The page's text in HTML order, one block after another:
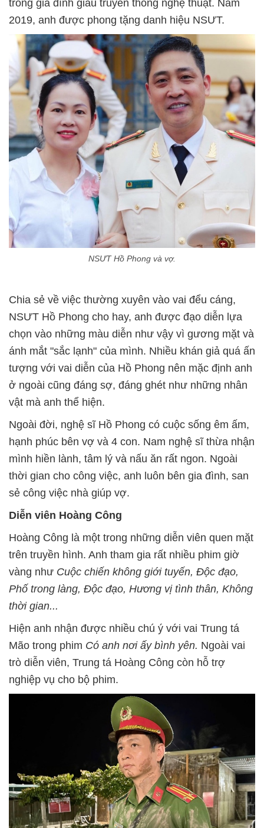
trong gia đình giàu truyền thống nghệ thuật. Năm
2019, anh được phong tặng danh hiệu NSƯT.
NSƯT Hồ Phong và vợ.
Chia sẻ về việc thường xuyên vào vai đểu cáng,
NSƯT Hồ Phong cho hay, anh được đạo diễn lựa
chọn vào những màu diễn như vậy vì gương mặt và
ánh mắt "sắc lạnh" của mình. Nhiều khán giả quá ấn
tượng với vai diễn của Hồ Phong nên mặc định anh
ở ngoài cũng đáng sợ, đáng ghét như những nhân
vật mà anh thể hiện.
Ngoài đời, nghệ sĩ Hồ Phong có cuộc sống êm ấm,
hạnh phúc bên vợ và 4 con. Nam nghệ sĩ thừa nhận
mình hiền lành, tâm lý và nấu ăn rất ngon. Ngoài
thời gian cho công việc, anh luôn bên gia đình, san
sẻ công việc nhà giúp vợ.
Diễn viên Hoàng Công
Hoàng Công là một trong những diễn viên quen mặt
trên truyền hình. Anh tham gia rất nhiều phim giờ
vàng như Cuộc chiến không giới tuyến, Độc đạo,
Phố trong làng, Độc đạo, Hương vị tình thân, Không
thời gian...
Hiện anh nhận được nhiều chú ý với vai Trung tá
Mão trong phim Có anh nơi ấy bình yên. Ngoài vai
trò diễn viên, Trung tá Hoàng Công còn hỗ trợ
nghiệp vụ cho bộ phim.